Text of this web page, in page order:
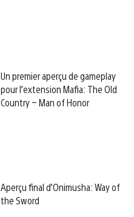
Un premier aperçu de gameplay
pour l’extension Mafia: The Old
Country – Man of Honor
Aperçu final d’Onimusha: Way of
the Sword